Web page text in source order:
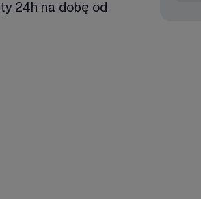
24h na dobę od